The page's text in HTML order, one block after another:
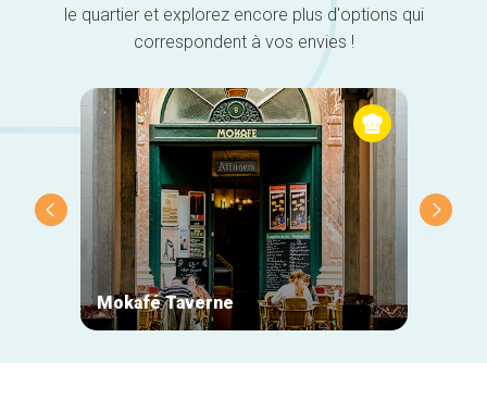
le quartier et explorez encore plus d'options qui
correspondent à vos envies !
Mokafé Taverne